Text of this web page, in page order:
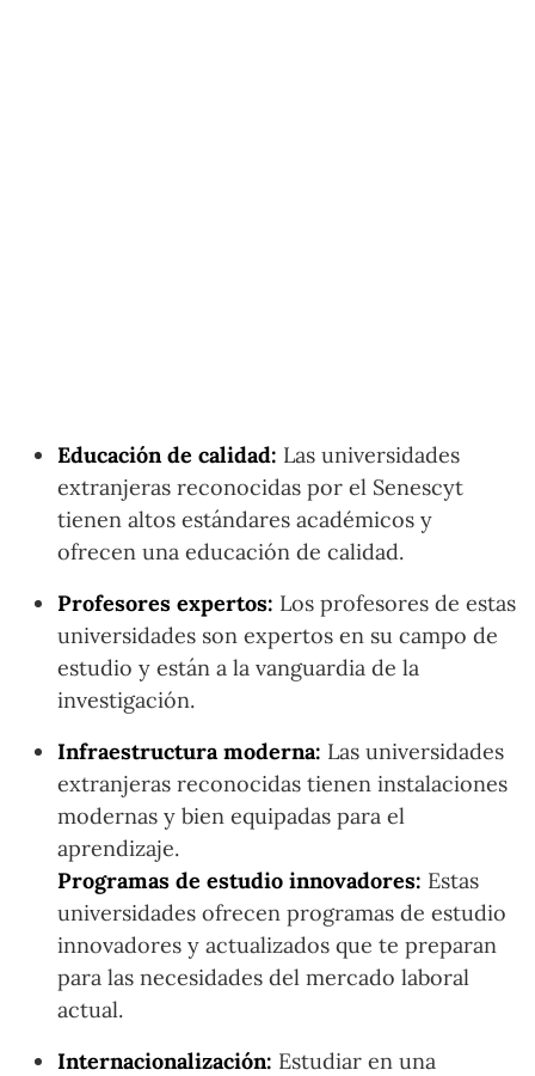
Educación de calidad: Las universidades
extranjeras reconocidas por el Senescyt
tienen altos estándares académicos y
ofrecen una educación de calidad.
Profesores expertos: Los profesores de estas
universidades son expertos en su campo de
estudio y están a la vanguardia de la
investigación.
Infraestructura moderna: Las universidades
extranjeras reconocidas tienen instalaciones
modernas y bien equipadas para el
aprendizaje.
Programas de estudio innovadores: Estas
universidades ofrecen programas de estudio
innovadores y actualizados que te preparan
para las necesidades del mercado laboral
actual.
Internacionalización: Estudiar en una